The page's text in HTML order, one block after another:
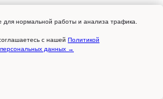
Юлия Евсеевна
врач ГБУ РС (Я) «РЦОЗМП»,
для нормальной работы и анализа трафика.
с нашей Политикой
данных →